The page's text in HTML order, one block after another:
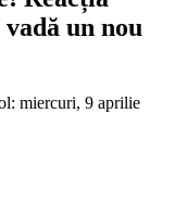
un nou
miercuri, 9 aprilie